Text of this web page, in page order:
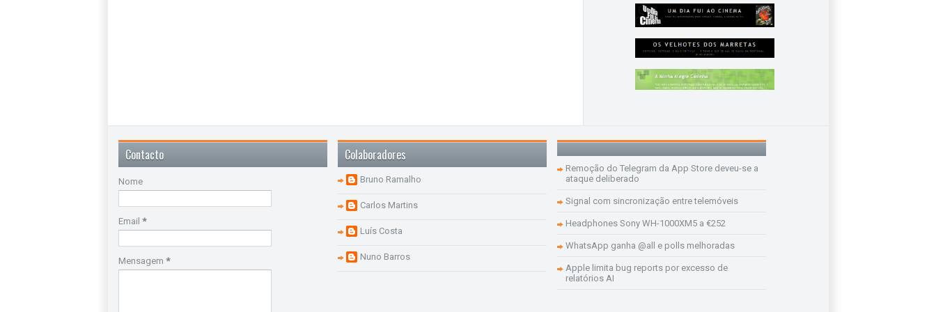
Contacto
Nome
Email *
Mensagem *
Colaboradores
Bruno Ramalho
Carlos Martins
Luís Costa
Nuno Barros
Remoção do Telegram da App Store deveu-se a
ataque deliberado
Signal com sincronização entre telemóveis
Headphones Sony WH-1000XM5 a €252
WhatsApp ganha @all e polls melhoradas
Apple limita bug reports por excesso de
relatórios AI